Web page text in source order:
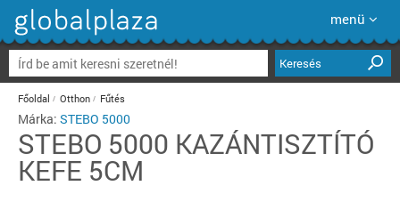
menü
Keresés
Főoldal Otthon Fűtés
Márka: STEBO 5000
STEBO 5000 KAZÁNTISZTÍTÓ
KEFE 5CM